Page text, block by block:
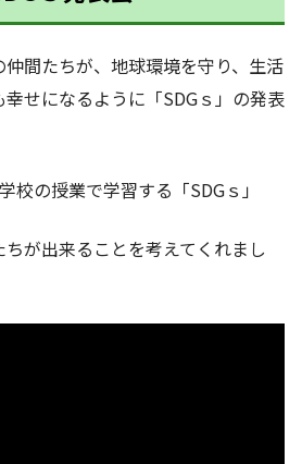
間たちが、地球環境を守り、生活
せになるように「SDGｓ」の発表
校の授業で学習する「SDGｓ」
が出来ることを考えてくれまし